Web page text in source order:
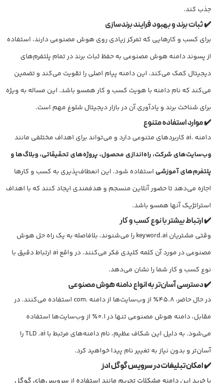
جذب کند.
✔️ ثبات برند و بهبود فرایند برندسازی
برای کسب و کارهایی که تمرکز زیادی روی هوش مصنوعی دارند، استفاده
از پسوند دامنه هوش مصنوعی به حفظ ثبات برند در تمام پلتفرم‌های
دیجیتال کمک می‌کند. این دامنه پیام اصلی را تقویت می‌کند و تضمین
می‌کند که نام دامنه با هویت کسب و کار همسو باشد. این مساله به ویژه
برای شناخت برند و یادآوری آن در بازار دیجیتال شلوغ مهم است.
✔️ موارد استفاده متنوع
دامنه .ai کاربردهای متنوعی دارد و می‌تواند برای اهداف مختلفی مانند
وب‌سایت‌های شرکت، راه‌اندازی محصول، پروژه‌های تحقیقاتی، وبلاگ‌ها و
پلتفرم‌های آموزشی استفاده شود. این انعطاف‌پذیری به کسب و کارها
اجازه می‌دهد تا حضور آنلاین منسجم و هدفمندی ایجاد کنند که با اهداف
استراتژیک آنها همسو باشد.
✔️ ارتباط بیشتر با نوع کسب و کار
وقتی مشتریان keyword.ai را می‌شنوند، بلافاصله به یک راه حل هوش
مصنوعی در مورد آن کلمه کلیدی فکر می‌کنند. در واقع ai ارتباط دقیق با
نوع کسب و کار شما را نشان می‌دهد.
✔️دسترسی آسان‌تر به انواع دامنه هوش مصنوعی
در حال حاضر، ۴۵.۸٪ از وب‌سایت‌ها از دامنه .com استفاده می‌کنند. در
مقابل، دامنه هوش مصنوعی تنها در ۰.۱٪ از وب‌سایت‌ها استفاده
می‌شود. به دلیل این شکاف عظیم، نام دامنه‌های مرتبط با TLD .ai را
آسان‌تر و بدون نیاز به تغییر نام پیدا خواهید کرد.
✔️ امکان تبلیغات در سرویس گوگل ادز